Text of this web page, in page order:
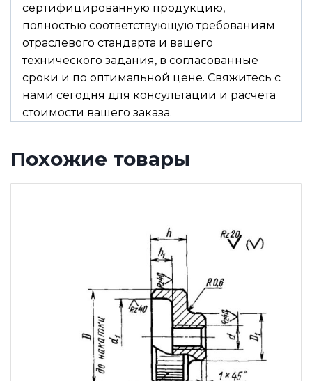
сертифицированную продукцию,
полностью соответствующую требованиям
отраслевого стандарта и вашего
технического задания, в согласованные
сроки и по оптимальной цене. Свяжитесь с
нами сегодня для консультации и расчёта
стоимости вашего заказа.
Похожие товары